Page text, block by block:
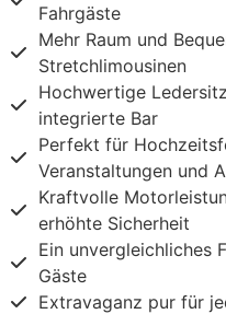
Fahrgäste
Mehr Raum und
Stretchlimousinen
Hochwertige
integrierte Bar
Perfekt für
Veranstaltungen und
Kraftvolle
erhöhte Sicherheit
Ein unvergleichliches
Gäste
Extravaganz pur für